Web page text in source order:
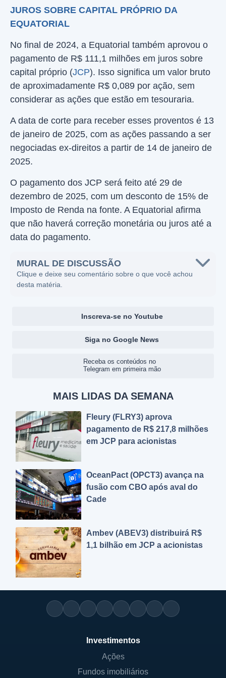
JUROS SOBRE CAPITAL PRÓPRIO DA
EQUATORIAL
No final de 2024, a Equatorial também aprovou o
pagamento de R$ 111,1 milhões em juros sobre
capital próprio (JCP). Isso significa um valor bruto
de aproximadamente R$ 0,089 por ação, sem
considerar as ações que estão em tesouraria.
A data de corte para receber esses proventos é 13
de janeiro de 2025, com as ações passando a ser
negociadas ex-direitos a partir de 14 de janeiro de
2025.
O pagamento dos JCP será feito até 29 de
dezembro de 2025, com um desconto de 15% de
Imposto de Renda na fonte. A Equatorial afirma
que não haverá correção monetária ou juros até a
data do pagamento.
MURAL DE DISCUSSÃO
Clique e deixe seu comentário sobre o que você achou
desta matéria.
Inscreva-se no Youtube
Siga no Google News
Receba os conteúdos no
Telegram em primeira mão
MAIS LIDAS DA SEMANA
Fleury (FLRY3) aprova
pagamento de R$ 217,8 milhões
em JCP para acionistas
OceanPact (OPCT3) avança na
fusão com CBO após aval do
Cade
Ambev (ABEV3) distribuirá R$
1,1 bilhão em JCP a acionistas
Investimentos
Ações
Fundos imobiliários